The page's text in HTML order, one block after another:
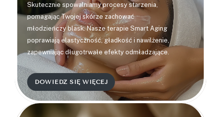
Skutecznie spowalniamy procesy starzenia,
pomagając Twojej skórze zachować
młodzieńczy blask. Nasze terapie Smart Aging
poprawiają elastyczność, gładkość i nawilżenie,
zapewniając długotrwałe efekty odmładzające.
DOWIEDZ SIĘ WIĘCEJ